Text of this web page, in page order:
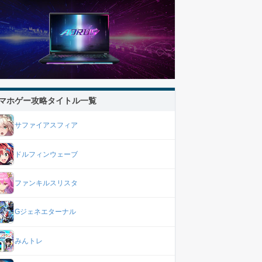
ホゲー攻略タイトル一覧
サファイアスフィア
ドルフィンウェーブ
ファンキルスリスタ
Gジェネエターナル
みんトレ